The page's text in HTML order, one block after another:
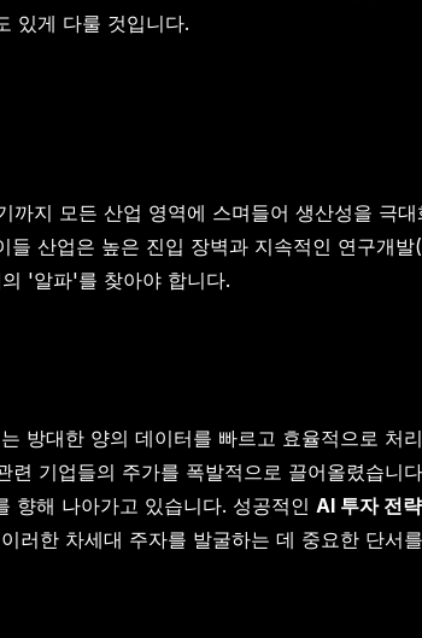
있게 다룰 것입니다.
지 모든 산업 영역에 스며들어 생산성을 극
들 산업은 높은 진입 장벽과 지속적인 연구개
'알파'를 찾아야 합니다.
방대한 양의 데이터를 빠르고 효율적으로 처
기업들의 주가를 폭발적으로 끌어올렸습니
해 나아가고 있습니다. 성공적인 AI 투자 전략
러한 차세대 주자를 발굴하는 데 중요한 단서